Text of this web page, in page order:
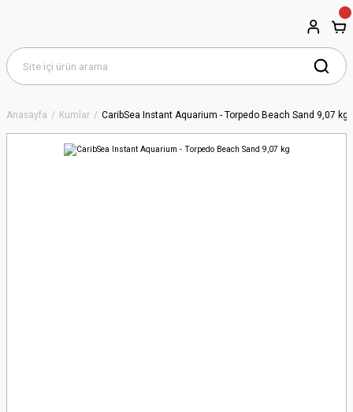
Anasayfa Kumlar CaribSea Instant Aquarium - Torpedo Beach Sand 9,07 kg